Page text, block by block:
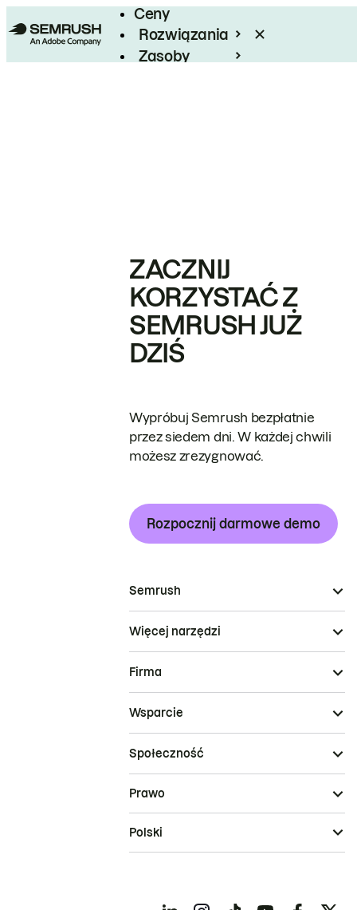
Ceny
Rozwiązania
Zasoby
ZACZNIJ
KORZYSTAĆ Z
SEMRUSH JUŻ
DZIŚ
Wypróbuj Semrush bezpłatnie
przez siedem dni. W każdej chwili
możesz zrezygnować.
Rozpocznij darmowe demo
Semrush
Więcej narzędzi
Firma
Wsparcie
Społeczność
Prawo
Polski